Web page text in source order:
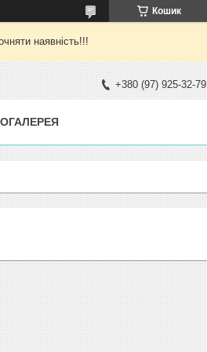
Кошик
наявність!!!
+380 (97) 925-32-79